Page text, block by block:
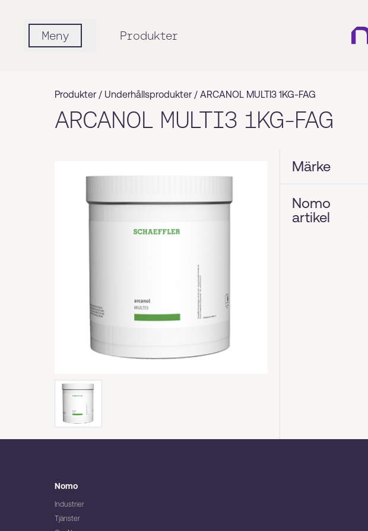
Meny Produkter
Produkter / Underhållsprodukter / ARCANOL MULTI3 1KG-FAG
ARCANOL MULTI3 1KG-FAG
Märke
Nomo
artikel
Nomo
Industrier
Tjänster